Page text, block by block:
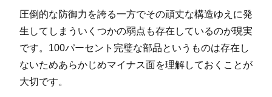
圧倒的な防御力を誇る一方でその頑丈な構造ゆえに発
生してしまういくつかの弱点も存在しているのが現実
です。100パーセント完璧な部品というものは存在し
ないためあらかじめマイナス面を理解しておくことが
大切です。